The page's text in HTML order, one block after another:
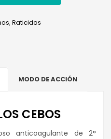
, Raticidas
MODO DE ACCIÓN
CEBOS
anticoagulante de 2°